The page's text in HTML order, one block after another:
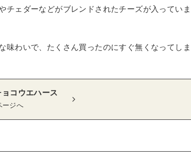
ェダーなどがブレンドされたチーズが入っていま
味わいで、たくさん買ったのにすぐ無くなってしま
ョコウエハース
ージへ